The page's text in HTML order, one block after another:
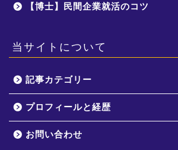
【博士】民間企業就活のコツ
当サイトについて
記事カテゴリー
プロフィールと経歴
お問い合わせ